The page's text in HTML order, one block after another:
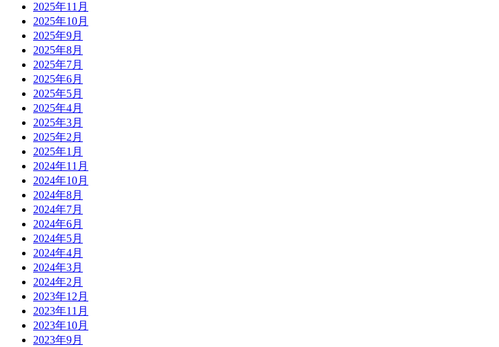
2025年11月
2025年10月
2025年9月
2025年8月
2025年7月
2025年6月
2025年5月
2025年4月
2025年3月
2025年2月
2025年1月
2024年11月
2024年10月
2024年8月
2024年7月
2024年6月
2024年5月
2024年4月
2024年3月
2024年2月
2023年12月
2023年11月
2023年10月
2023年9月